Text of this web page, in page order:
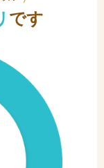
です